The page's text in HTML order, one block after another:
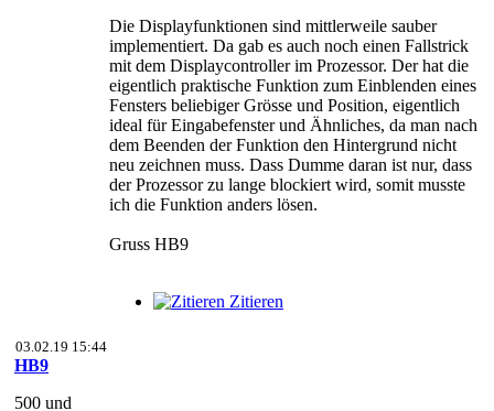
Die Displayfunktionen sind mittlerweile sauber
implementiert. Da gab es auch noch einen Fallstrick
mit dem Displaycontroller im Prozessor. Der hat die
eigentlich praktische Funktion zum Einblenden eines
Fensters beliebiger Grösse und Position, eigentlich
ideal für Eingabefenster und Ähnliches, da man nach
dem Beenden der Funktion den Hintergrund nicht
neu zeichnen muss. Dass Dumme daran ist nur, dass
der Prozessor zu lange blockiert wird, somit musste
ich die Funktion anders lösen.
Gruss HB9
Zitieren
03.02.19 15:44
HB9
500 und